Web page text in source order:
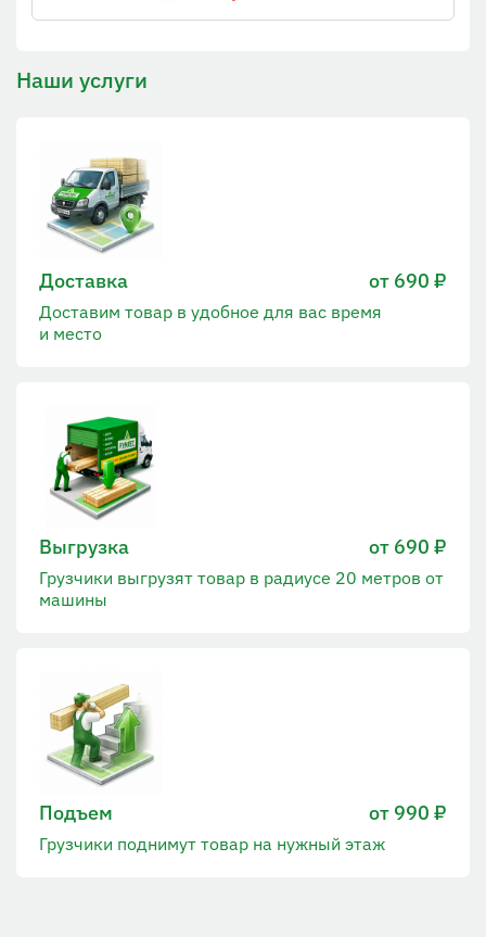
Наши услуги
Доставка от 690 ₽
Доставим товар в удобное для вас время
и место
Выгрузка от 690 ₽
Грузчики выгрузят товар в радиусе 20 метров от
машины
Подъем от 990 ₽
Грузчики поднимут товар на нужный этаж